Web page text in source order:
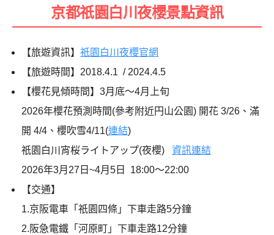
京都祇園白川夜櫻景點資訊
【旅遊資訊】 祇園白川夜櫻官網
【旅遊時間】2018.4.1 / 2024.4.5
【櫻花見傾時間】3月底～4月上旬
2026年櫻花預測時間(參考附近円山公園) 開花 3/26、滿
開 4/4、櫻吹雪4/11(連結)
祇園白川宵桜ライトアップ(夜櫻) 資訊連結
2026年3月27日~4月5日 18:00～22:00
【交通】
1.京阪電車「祇園四條」下車走路5分鐘
2.阪急電鐵「河原町」下車走路12分鐘